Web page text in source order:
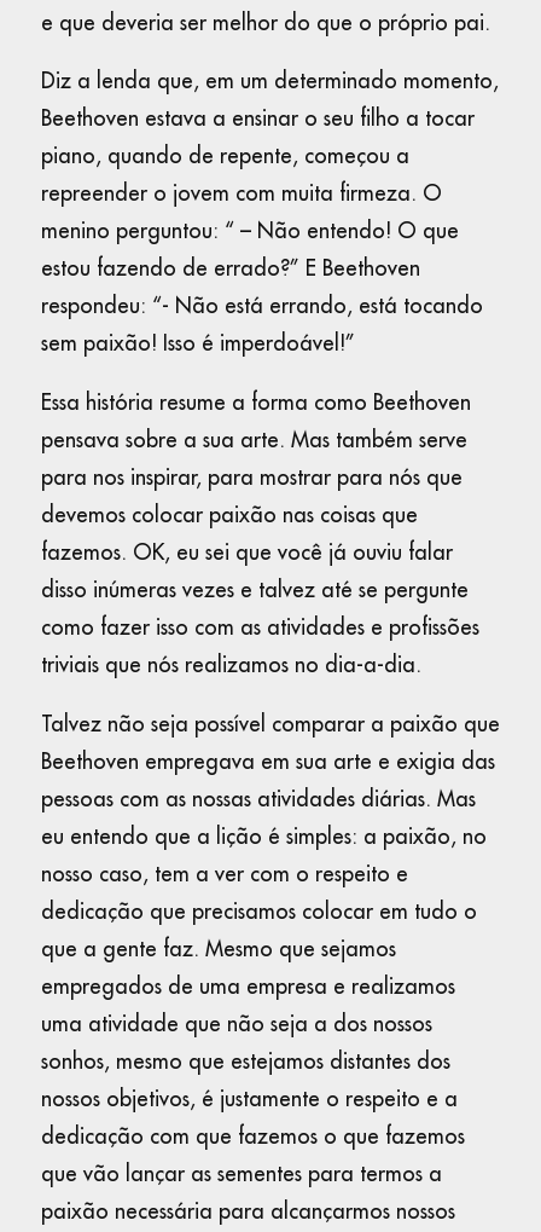
e que deveria ser melhor do que o próprio pai.
Diz a lenda que, em um determinado momento,
Beethoven estava a ensinar o seu filho a tocar
piano, quando de repente, começou a
repreender o jovem com muita firmeza. O
menino perguntou: “ – Não entendo! O que
estou fazendo de errado?” E Beethoven
respondeu: “- Não está errando, está tocando
sem paixão! Isso é imperdoável!”
Essa história resume a forma como Beethoven
pensava sobre a sua arte. Mas também serve
para nos inspirar, para mostrar para nós que
devemos colocar paixão nas coisas que
fazemos. OK, eu sei que você já ouviu falar
disso inúmeras vezes e talvez até se pergunte
como fazer isso com as atividades e profissões
triviais que nós realizamos no dia-a-dia.
Talvez não seja possível comparar a paixão que
Beethoven empregava em sua arte e exigia das
pessoas com as nossas atividades diárias. Mas
eu entendo que a lição é simples: a paixão, no
nosso caso, tem a ver com o respeito e
dedicação que precisamos colocar em tudo o
que a gente faz. Mesmo que sejamos
empregados de uma empresa e realizamos
uma atividade que não seja a dos nossos
sonhos, mesmo que estejamos distantes dos
nossos objetivos, é justamente o respeito e a
dedicação com que fazemos o que fazemos
que vão lançar as sementes para termos a
paixão necessária para alcançarmos nossos